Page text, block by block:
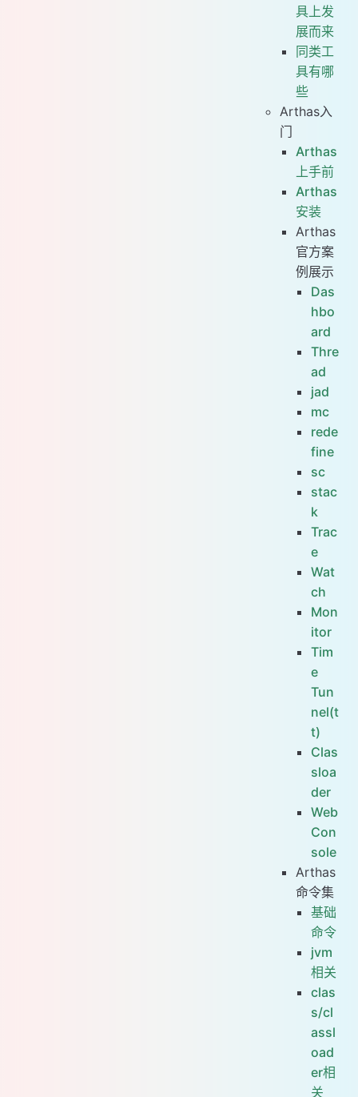
具上发
展而来
同类工
具有哪
些
Arthas入
门
Arthas
上手前
Arthas
安装
Arthas
官方案
例展示
Das
hbo
ard
Thre
ad
jad
mc
rede
fine
sc
stac
k
Trac
e
Wat
ch
Mon
itor
Tim
e
Tun
nel(t
t)
Clas
sloa
der
Web
Con
sole
Arthas
命令集
基础
命令
jvm
相关
clas
s/cl
assl
oad
er相
关